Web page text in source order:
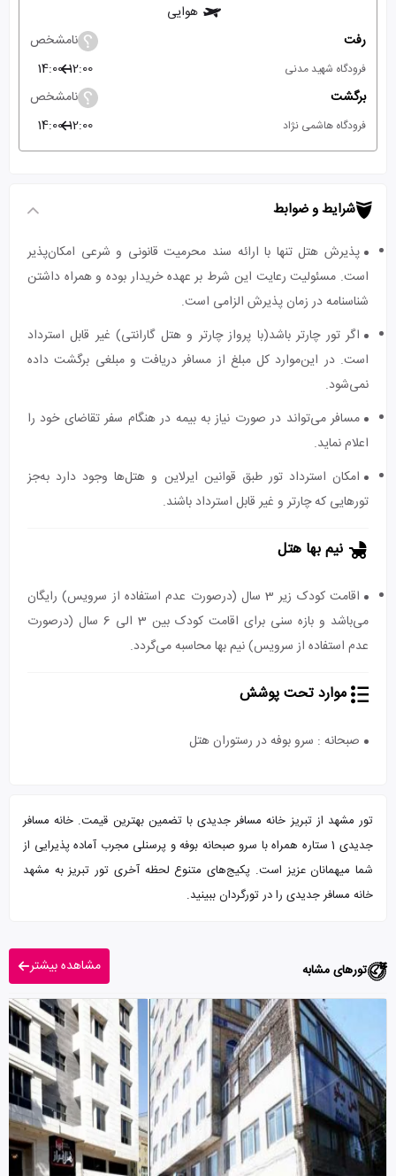
هوایی
رفت
نامشخص
فرودگاه شهید مدنی 12:00
14:00
برگشت
نامشخص
فرودگاه هاشمی نژاد 12:00
14:00
شرایط و ضوابط
پذیرش هتل تنها با ارائه سند محرمیت قانونی و شرعی امکان‌پذیر
است. مسئولیت رعایت این شرط بر عهده خریدار بوده و همراه داشتن
شناسنامه در زمان پذیرش الزامی است.
اگر تور چارتر باشد(با پرواز چارتر و هتل گارانتی) غیر قابل استرداد
است. در این‌موارد کل مبلغ از مسافر دریافت و مبلغی برگشت داده
نمی‌شود.
مسافر می‌تواند در صورت نیاز به بیمه در هنگام سفر تقاضای خود را
اعلام نماید.
امکان استرداد تور طبق قوانین ایرلاین و هتل‌ها وجود دارد به‌جز
تورهایی که چارتر و غیر قابل استرداد باشند.
نیم بها هتل
اقامت کودک زیر 3 سال (درصورت عدم استفاده از سرویس) رایگان
می‌باشد و بازه سنی برای اقامت کودک بین 3 الی 6 سال (درصورت
عدم استفاده از سرویس) نیم بها محاسبه می‌گردد.
موارد تحت پوشش
صبحانه : سرو بوفه در رستوران هتل
تور مشهد از تبریز خانه مسافر جدیدی با تضمین بهترین قیمت. خانه مسافر
جدیدی 1 ستاره همراه با سرو صبحانه بوفه و پرسنلی مجرب آماده پذیرایی از
شما میهمانان عزیز است. پکیج‌های متنوع لحظه آخری تور تبریز به مشهد
خانه مسافر جدیدی را در تورگردان ببینید.
تورهای مشابه مشاهده بیشتر